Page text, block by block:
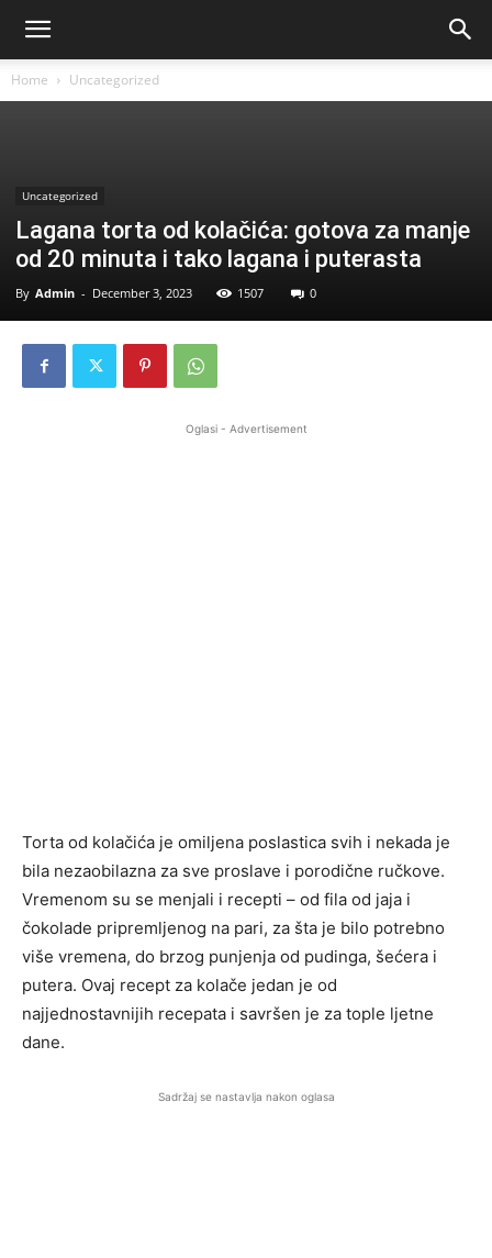
Home Uncategorized
Uncategorized
Lagana torta od kolačića: gotova za manje
od 20 minuta i tako lagana i puterasta
By Admin - December 3, 2023 1507 0
Oglasi - Advertisement
Torta od kolačića je omiljena poslastica svih i nekada je
bila nezaobilazna za sve proslave i porodične ručkove.
Vremenom su se menjali i recepti – od fila od jaja i
čokolade pripremljenog na pari, za šta je bilo potrebno
više vremena, do brzog punjenja od pudinga, šećera i
putera. Ovaj recept za kolače jedan je od
najjednostavnijih recepata i savršen je za tople ljetne
dane.
Sadržaj se nastavlja nakon oglasa